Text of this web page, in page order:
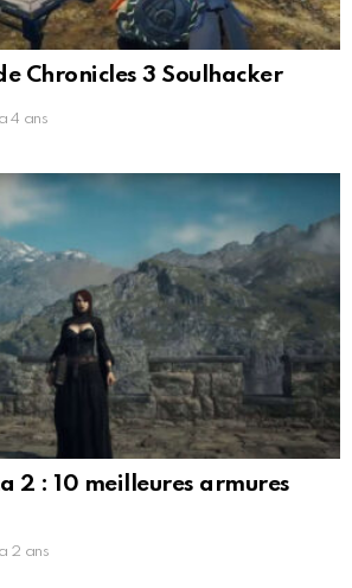
Chronicles 3 Soulhacker
4 ans
2 : 10 meilleures armures
2 ans